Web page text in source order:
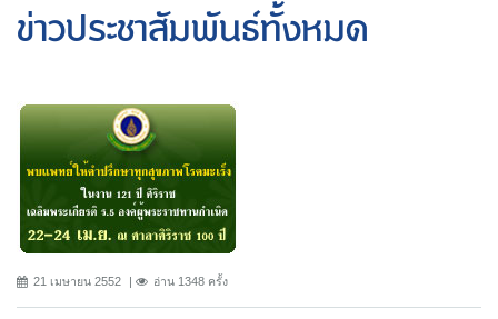
ข่าวประชาสัมพันธ์ทั้งหมด
21 เมษายน 2552 อ่าน 1348 ครั้ง